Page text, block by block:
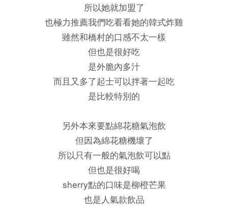
所以她就加盟了
也極力推薦我們吃看看她的韓式炸雞
雖然和橋村的口感不太一樣
但也是很好吃
是外脆內多汁
而且又多了起士可以拌著一起吃
是比較特別的
另外本來要點綿花糖氣泡飲
但因為綿花糖機壞了
所以只有一般的氣泡飲可以點
但也是很好喝
sherry點的口味是柳橙芒果
也是人氣款飲品